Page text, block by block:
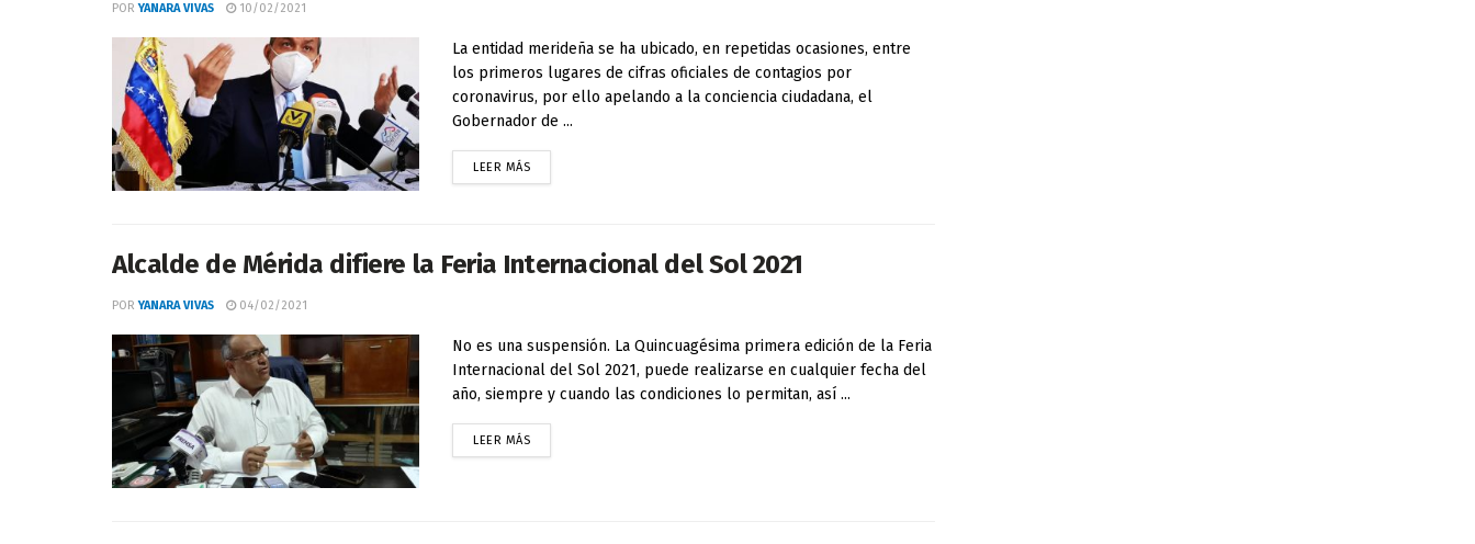
POR YANARA VIVAS 10/02/2021
La entidad merideña se ha ubicado, en repetidas ocasiones, entre
los primeros lugares de cifras oficiales de contagios por
coronavirus, por ello apelando a la conciencia ciudadana, el
Gobernador de ...
LEER MÁS
Alcalde de Mérida difiere la Feria Internacional del Sol 2021
POR YANARA VIVAS 04/02/2021
No es una suspensión. La Quincuagésima primera edición de la Feria
Internacional del Sol 2021, puede realizarse en cualquier fecha del
año, siempre y cuando las condiciones lo permitan, así ...
LEER MÁS